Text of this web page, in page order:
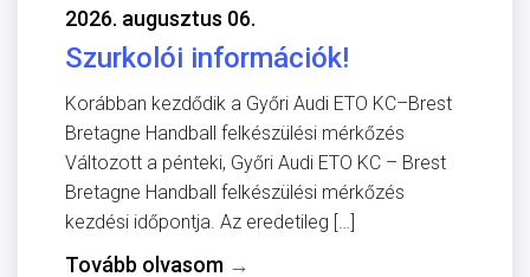
2026. augusztus 06.
Szurkolói információk!
Korábban kezdődik a Győri Audi ETO KC–Brest
Bretagne Handball felkészülési mérkőzés
Változott a pénteki, Győri Audi ETO KC – Brest
Bretagne Handball felkészülési mérkőzés
kezdési időpontja. Az eredetileg […]
Tovább olvasom →